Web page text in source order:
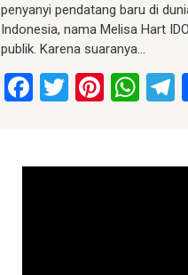
penyanyi pendatang baru di
Indonesia, nama Melisa Hart
publik. Karena suaranya…
Facebook
Twitter